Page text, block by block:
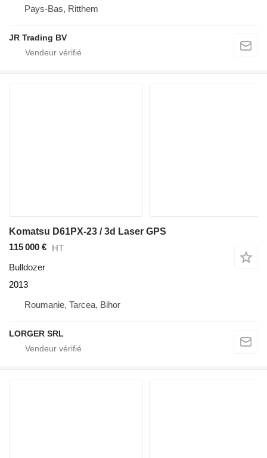
Pays-Bas, Ritthem
JR Trading BV
Komatsu D61PX-23 / 3d Laser GPS
115 000 € HT
Bulldozer
2013
Roumanie, Tarcea, Bihor
LORGER SRL